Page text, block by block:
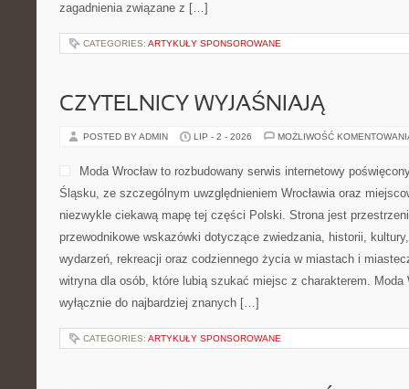
zagadnienia związane z […]
CATEGORIES: ARTYKUŁY SPONSOROWANE
CZYTELNICY WYJAŚNIAJĄ
POSTED BY ADMIN LIP - 2 - 2026 MOŻLIWOŚĆ
Moda Wrocław to rozbudowany serwis internetowy
Śląsku, ze szczególnym uwzględnieniem Wrocławia oraz
niezwykle ciekawą mapę tej części Polski. Strona jest
przewodnikowe wskazówki dotyczące zwiedzania, historii,
wydarzeń, rekreacji oraz codziennego życia w miastach i
witryna dla osób, które lubią szukać miejsc z charakterem. Moda
wyłącznie do najbardziej znanych […]
CATEGORIES: ARTYKUŁY SPONSOROWANE